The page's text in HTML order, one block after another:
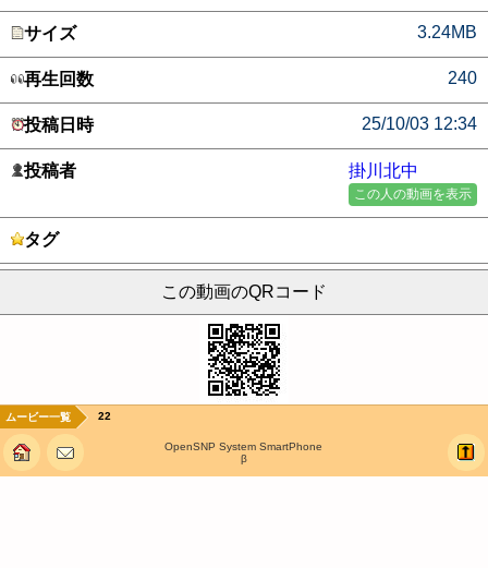
サイズ 3.24MB
再生回数 240
投稿日時 25/10/03 12:34
投稿者 掛川北中
この人の動画を表示
タグ
この動画のQRコード
ムービー一覧 22
OpenSNP System SmartPhone
β